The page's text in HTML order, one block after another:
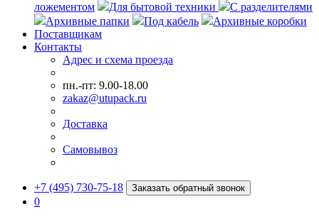
ложементом
Для бытовой техники
С разделителями
Архивные папки
Под кабель
Архивные коробки
Поставщикам
Контакты
Адрес и схема проезда
пн.-пт: 9.00-18.00
zakaz@utupack.ru
Доставка
Самовывоз
+7 (495) 730-75-18 Заказать обратный звонок
0